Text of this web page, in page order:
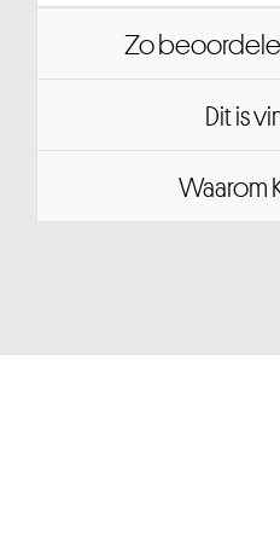
Zo
Dit is
Waarom